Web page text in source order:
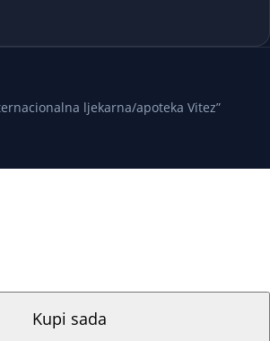
ljekarna/apoteka Vitez”
Kupi sada